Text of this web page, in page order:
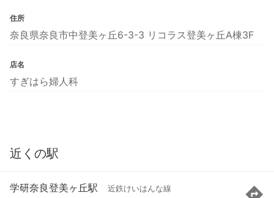
住所
奈良県奈良市中登美ヶ丘6-3-3 リコラス登美ヶ丘A棟3F
店名
すぎはら婦人科
近くの駅
学研奈良登美ヶ丘駅 近鉄けいはんな線